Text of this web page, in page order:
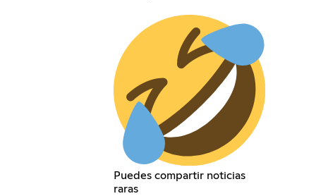
Puedes compartir noticias
raras